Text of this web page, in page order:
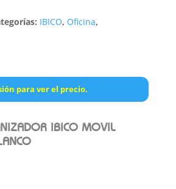
IBICO, Oficina,
para ver el precio.
IBICO MOVIL